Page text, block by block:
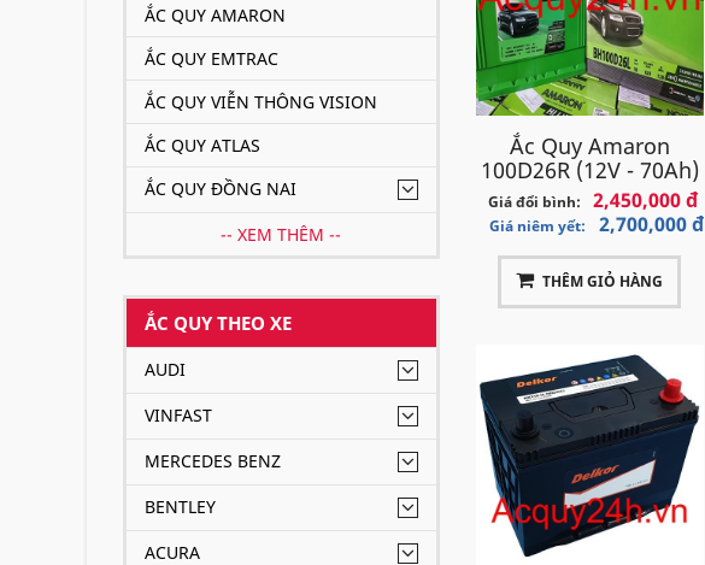
ẮC QUY AMARON
ẮC QUY EMTRAC
ẮC QUY VIỄN THÔNG VISION
ẮC QUY ATLAS
ẮC QUY ĐỒNG NAI
-- XEM THÊM --
ẮC QUY THEO XE
AUDI
VINFAST
MERCEDES BENZ
BENTLEY
ACURA
Ắc Quy Amaron
100D26R (12V - 70Ah)
Giá đổi bình: 2,450,000 đ
Giá niêm yết: 2,700,000 đ
THÊM GIỎ HÀNG